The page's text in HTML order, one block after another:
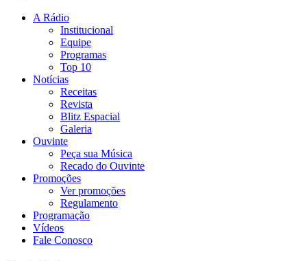
A Rádio
Institucional
Equipe
Programas
Top 10
Notícias
Receitas
Revista
Blitz Espacial
Galeria
Ouvinte
Peça sua Música
Recado do Ouvinte
Promoções
Ver promoções
Regulamento
Programação
Vídeos
Fale Conosco